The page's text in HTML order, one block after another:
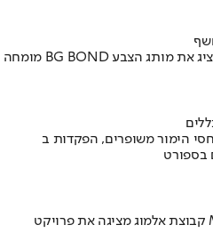
בספורט
קבוצת אלמוג מציגה את פרויקט MALA: מגדלי הפרימיום האחרונים